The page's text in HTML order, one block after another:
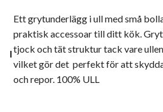
I
Ett grytunderlägg i ull med små
praktisk accessoar till ditt kök.
tjock och tät struktur tack vare
vilket gör det perfekt för att
och repor. 100% ULL